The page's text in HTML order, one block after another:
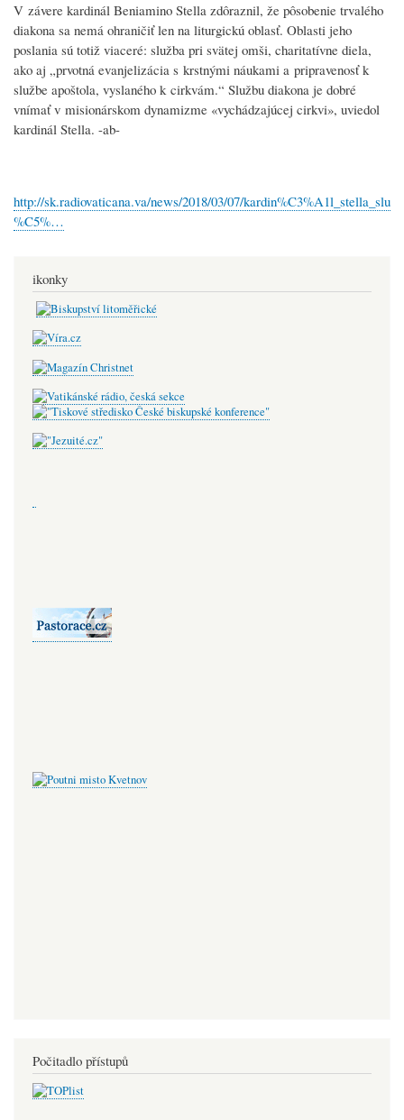
V závere kardinál Beniamino Stella zdôraznil, že pôsobenie trvalého
diakona sa nemá ohraničiť len na liturgickú oblasť. Oblasti jeho
poslania sú totiž viaceré: služba pri svätej omši, charitatívne diela,
ako aj „prvotná evanjelizácia s krstnými náukami a pripravenosť k
službe apoštola, vyslaného k cirkvám.“ Službu diakona je dobré
vnímať v misionárskom dynamizme «vychádzajúcej cirkvi», uviedol
kardinál Stella. -ab-
http://sk.radiovaticana.va/news/2018/03/07/kardin%C3%A1l_stella_slu
%C5%…
ikonky
Počitadlo přístupů